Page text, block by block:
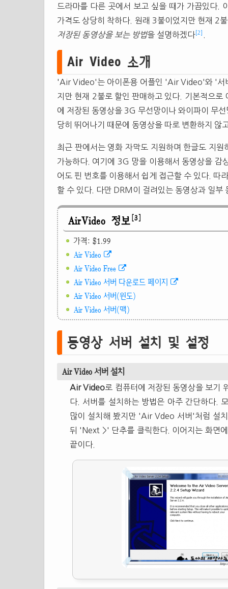
드라마를 다른 곳에서 보고 싶을 때가 가끔있다.
가격도 상당히 착하다. 원래 3불이었지만 현재 2
저장된 동영상을 보는 방법을 설명하겠다 [2]
Air Video 소개
'Air Video'는 아이폰용 어플인 'Air Video'와 '서
지만 현재 2불로 할인 판매하고 있다. 기본적으로
에 저장된 동영상을 3G 무선망이나 와이파이 무
당히 뛰어나기 때문에 동영상을 따로 변환하지 않
최근 판에서는 영화 자막도 지원하며 한글도 지
가능하다. 여기에 3G 망을 이용해서 동영상을 감
어도 핀 번호를 이용해서 쉽게 접근할 수 있다. 따
할 수 있다. 다만 DRM이 걸려있는 동영상과 일부
AirVideo 정보 [3]
가격: $1.99
Air Video
Air Video Free
Air Video 서버 다운로드 페이지
Air Video 서버(윈도)
Air Video 서버(맥)
동영상 서버 설치 및 설정
Air Video 서버 설치
Air Video로 컴퓨터에 저장된 동영상을 보기
다. 서버를 설치하는 방법은 아주 간단하다.
많이 설치해 봤지만 'Air Vdeo 서버'처럼 설
뒤 'Next >' 단추를 클릭한다. 이어지는 화면
끝이다.